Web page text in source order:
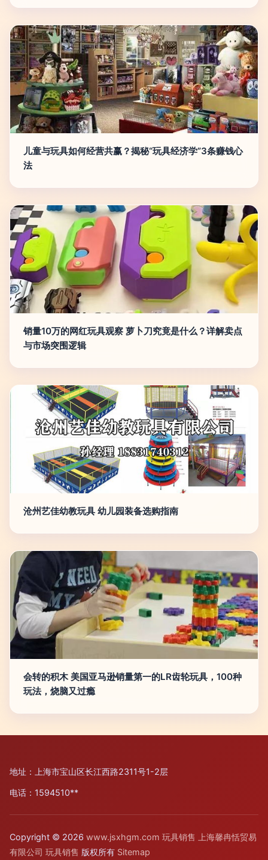
儿童与玩具如何经营共赢？揭秘“玩具经济学”3条赚钱心
法
销量10万的网红玩具观察 萝卜刀究竟是什么？详解卖点
与市场突围逻辑
沧州艺佳幼教玩具 幼儿园装备选购指南
会转的积木 美国亚马逊销量第一的LR齿轮玩具，100种
玩法，烧脑又过瘾
地址：上海市宝山区长江西路2311号1-2层
电话：1594510**
Copyright © 2026 www.jsxhgm.com 玩具销售
上海馨冉恬贸易
有限公司 玩具销售 版权所有 Sitemap